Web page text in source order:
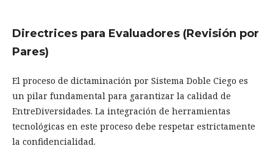
Directrices para Evaluadores (Revisión por
Pares)
El proceso de dictaminación por Sistema Doble Ciego es
un pilar fundamental para garantizar la calidad de
EntreDiversidades. La integración de herramientas
tecnológicas en este proceso debe respetar estrictamente
la confidencialidad.